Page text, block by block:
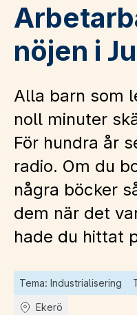
nöjen i
Alla barn som
noll minuter
För hundra år
radio. Om du
några böcker
dem när det
hade du hittat
Tema: Industrialisering
Ekerö